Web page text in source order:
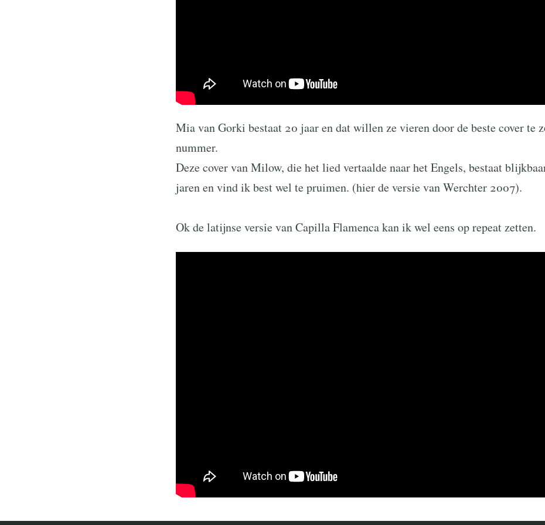
Mia van Gorki bestaat 20 jaar en dat willen ze vieren door de beste cover te
nummer.
Deze cover van Milow, die het lied vertaalde naar het Engels, bestaat
jaren en vind ik best wel te pruimen. (hier de versie van Werchter 2007).
Ok de latijnse versie van Capilla Flamenca kan ik wel eens op repeat zetten.